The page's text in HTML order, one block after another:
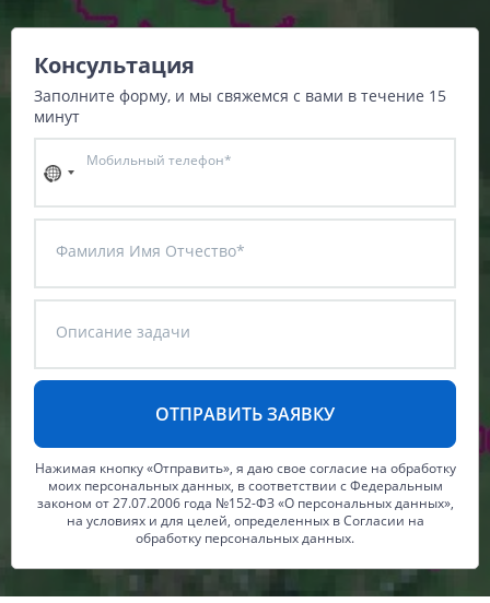
Консультация
Заполните форму, и мы свяжемся с вами в течение 15
минут
Мобильный телефон*
Фамилия Имя Отчество*
Описание задачи
Нажимая кнопку «Отправить», я даю свое согласие на обработку
моих персональных данных, в соответствии с Федеральным
законом от 27.07.2006 года №152-ФЗ «О персональных данных»,
на условиях и для целей, определенных в Согласии на
обработку персональных данных.
Данные с российских спутников
Водное хозяйство
Картография
Банковское дело и Страхование
Оборона и Геопространственная разведка
Водное хозяйство
Картография
Судебная экспертиза